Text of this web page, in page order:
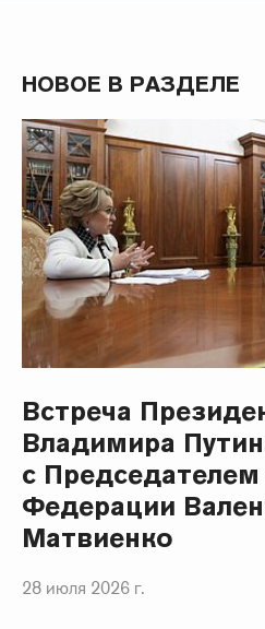
НОВОЕ В РАЗДЕЛЕ
Встреча
Владимира
с
Федерации
Матвиенко
28 июля 2026 г.